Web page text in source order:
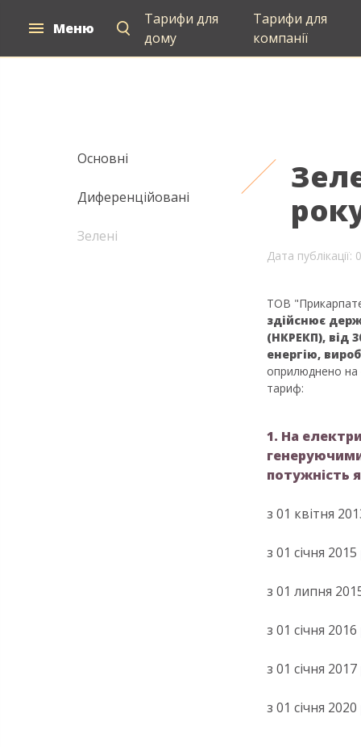
Меню
Тарифи для
дому
Тарифи для
компанії
Електропостачання
Основні
Диференційовані
Зелені
Дата
ТОВ
здійснює
(НКРЕКП), від
енергію,
оприлюднено на
тариф:
1. На
потужність
з 01 квітня
з 01 січня
з 01 липня
з 01 січня
з 01 січня
з 01 січня